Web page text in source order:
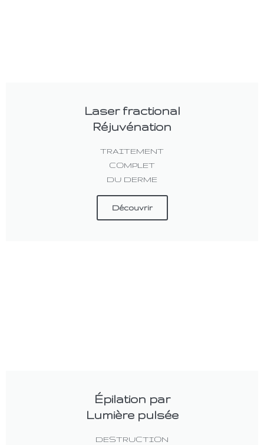
Laser fractional
Réjuvénation
TRAITEMENT
COMPLET
DU DERME
Découvrir
Épilation par
Lumière pulsée
DESTRUCTION